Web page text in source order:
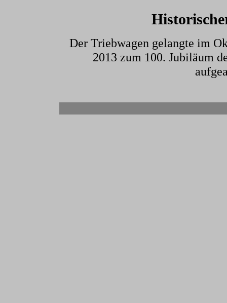
Der Triebwagen gelangte im
2013 zum 100. Jubiläum